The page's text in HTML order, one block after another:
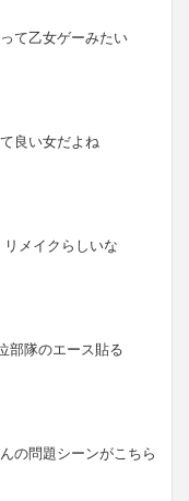
て乙女ゲーみたい
良い女だよね
リメイクらしいな
部隊のエース貼る
の問題シーンがこちら